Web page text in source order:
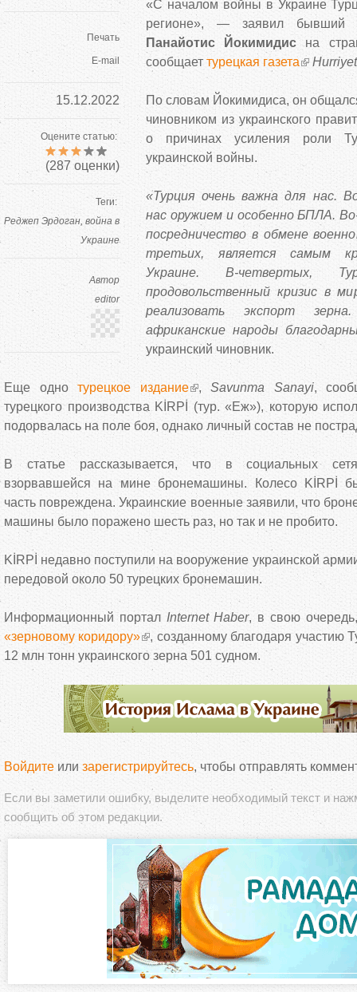
Печать
E-mail
15.12.2022
Оцените статью:
(287 оценки)
Теги:
Реджеп Эрдоган война в
Украине
Автор
editor
«С началом войны в Украине
регионе», — заявил бывший
Панайотис Йокимидис на
сообщает турецкая газета Hurriyet
По словам Йокимидиса, он
чиновником из украинского
о причинах усиления роли
украинской войны.
«Турция очень важна для нас.
нас оружием и особенно БПЛА.
посредничество в обмене
третьих, является самым
Украине. В-четвертых,
продовольственный кризис в
реализовать экспорт
африканские народы
украинский чиновник.
Еще одно турецкое издание , Savunma Sanayi,
турецкого производства KİRPİ (тур. «Еж»), которую
подорвалась на поле боя, однако личный состав не
В статье рассказывается, что в социальных
взорвавшейся на мине бронемашины. Колесо KİRPİ
часть повреждена. Украинские военные заявили, что
машины было поражено шесть раз, но так и не пробито.
KİRPİ недавно поступили на вооружение украинской
передовой около 50 турецких бронемашин.
Информационный портал Internet Haber, в свою
«зерновому коридору»
, созданному благодаря участию
12 млн тонн украинского зерна 501 судном.
Войдите или зарегистрируйтесь, чтобы отправлять
Если вы заметили ошибку, выделите необходимый текст и
сообщить об этом редакции.